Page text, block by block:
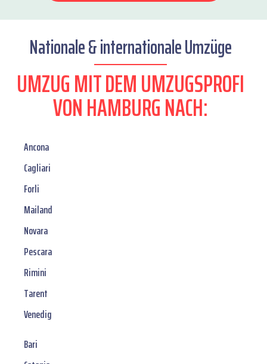
Nationale & internationale Umzüge
UMZUG MIT DEM UMZUGSPROFI
VON HAMBURG NACH:
Ancona
Cagliari
Forli
Mailand
Novara
Pescara
Rimini
Tarent
Venedig
Bari